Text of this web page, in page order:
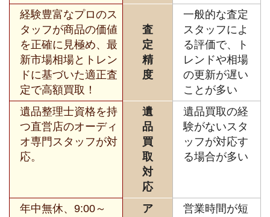
経験豊富なプロのス
タッフが商品の価値
を正確に見極め、最
新市場相場とトレン
ドに基づいた適正査
定で高額買取！
査
定
精
度
一般的な査定
スタッフによ
る評価で、ト
レンドや相場
の更新が遅い
ことが多い
遺品整理士資格を持
つ直営店のオーディ
オ専門スタッフが対
応。
遺
品
買
取
対
応
遺品買取の経
験がないスタ
ッフが対応す
る場合が多い
年中無休、9:00～
ア
営業時間が短